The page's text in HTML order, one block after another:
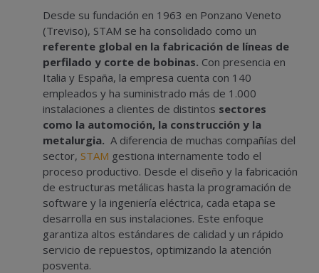
Desde su fundación en 1963 en Ponzano Veneto
(Treviso), STAM se ha consolidado como un
referente global en la fabricación de líneas de
perfilado y corte de bobinas. Con presencia en
Italia y España, la empresa cuenta con 140
empleados y ha suministrado más de 1.000
instalaciones a clientes de distintos sectores
como la automoción, la construcción y la
metalurgia. A diferencia de muchas compañías del
sector, STAM gestiona internamente todo el
proceso productivo. Desde el diseño y la fabricación
de estructuras metálicas hasta la programación de
software y la ingeniería eléctrica, cada etapa se
desarrolla en sus instalaciones. Este enfoque
garantiza altos estándares de calidad y un rápido
servicio de repuestos, optimizando la atención
posventa.